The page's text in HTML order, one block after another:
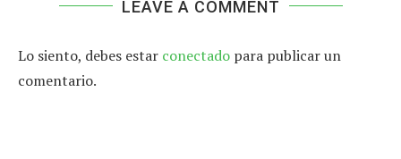
LEAVE A COMMENT
Lo siento, debes estar conectado para publicar un
comentario.